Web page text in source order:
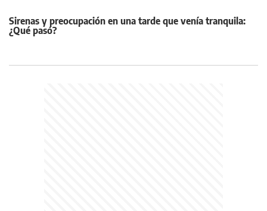
Sirenas y preocupación en una tarde que venía tranquila:
¿Qué pasó?